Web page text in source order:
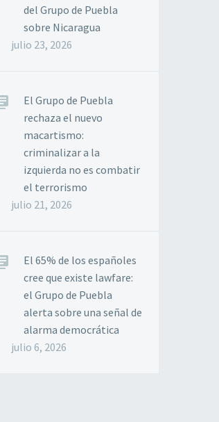
del Grupo de Puebla
sobre Nicaragua
julio 23, 2026
El Grupo de Puebla
rechaza el nuevo
macartismo:
criminalizar a la
izquierda no es combatir
el terrorismo
julio 21, 2026
El 65% de los españoles
cree que existe lawfare:
el Grupo de Puebla
alerta sobre una señal de
alarma democrática
julio 6, 2026